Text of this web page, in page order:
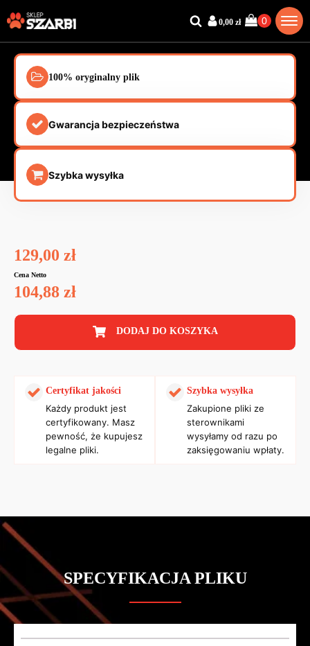
0,00 zł
100% oryginalny plik
Gwarancja bezpieczeństwa
Szybka wysyłka
129,00 zł
Cena Netto
104,88 zł
DODAJ DO KOSZYKA
Certyfikat jakości
Każdy produkt jest
certyfikowany. Masz
pewność, że kupujesz
legalne pliki.
Szybka wysyłka
Zakupione pliki ze
sterownikami
wysyłamy od razu po
zaksięgowaniu wpłaty.
SPECYFIKACJA PLIKU